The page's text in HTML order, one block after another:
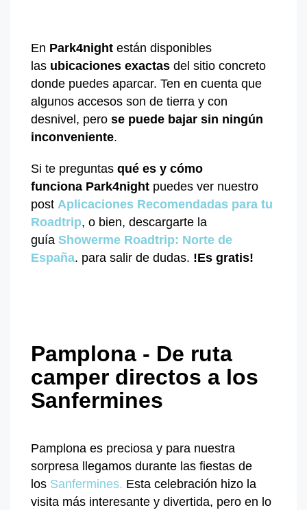
En Park4night están disponibles
las ubicaciones exactas del sitio concreto
donde puedes aparcar. Ten en cuenta que
algunos accesos son de tierra y con
desnivel, pero se puede bajar sin ningún
inconveniente.
Si te preguntas qué es y cómo
funciona Park4night puedes ver nuestro
post Aplicaciones Recomendadas para tu
Roadtrip, o bien, descargarte la
guía Showerme Roadtrip: Norte de
España. para salir de dudas. !Es gratis!
Pamplona - De ruta
camper directos a los
Sanfermines
Pamplona es preciosa y para nuestra
sorpresa llegamos durante las fiestas de
los Sanfermines. Esta celebración hizo la
visita más interesante y divertida, pero en lo